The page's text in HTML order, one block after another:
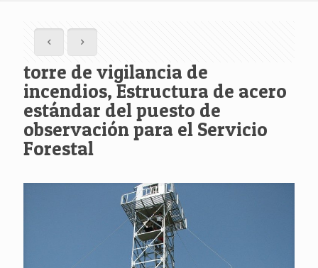
torre de vigilancia de
incendios, Estructura de acero
estándar del puesto de
observación para el Servicio
Forestal